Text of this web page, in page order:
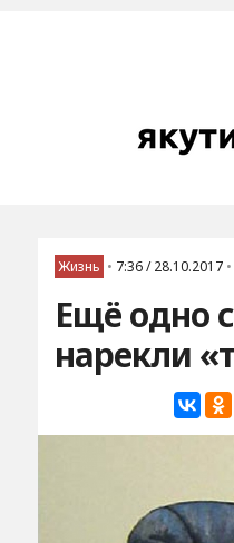
Жизнь • 7:36 / 28.10.2017 •
Ещё одно
нарекли